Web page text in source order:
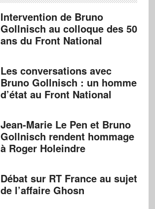
Intervention de Bruno
Gollnisch au colloque des 50
ans du Front National
Les conversations avec
Bruno Gollnisch : un homme
d’état au Front National
Jean-Marie Le Pen et Bruno
Gollnisch rendent hommage
à Roger Holeindre
Débat sur RT France au sujet
de l’affaire Ghosn